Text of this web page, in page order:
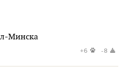
Минска
+6 -8